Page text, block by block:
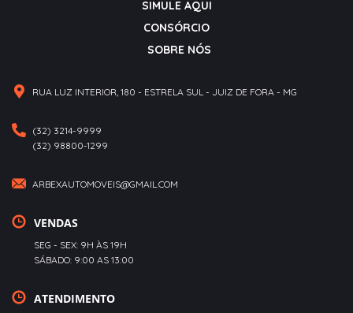
SIMULE AQUI
CONSÓRCIO
SOBRE NÓS
RUA LUZ INTERIOR, 180 - ESTRELA SUL - JUIZ DE FORA - MG
(32) 3214-9999
(32) 98800-1299
ARBEXAUTOMOVEIS@GMAIL.COM
VENDAS
SEG - SEX: 9H ÀS 19H
SÁBADO: 9:00 AS 13:00
ATENDIMENTO